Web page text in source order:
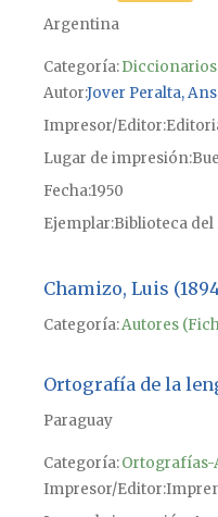
Argentina
Categoría:
AutorJover Peralta,
Impresor/Editor
Lugar de impresión
Fecha1950
Ejemplar Biblioteca del
Chamizo, Luis
Categoría:Autores
Ortografía de la
Paraguay
Categoría:Ortografías-
Impresor/Editor